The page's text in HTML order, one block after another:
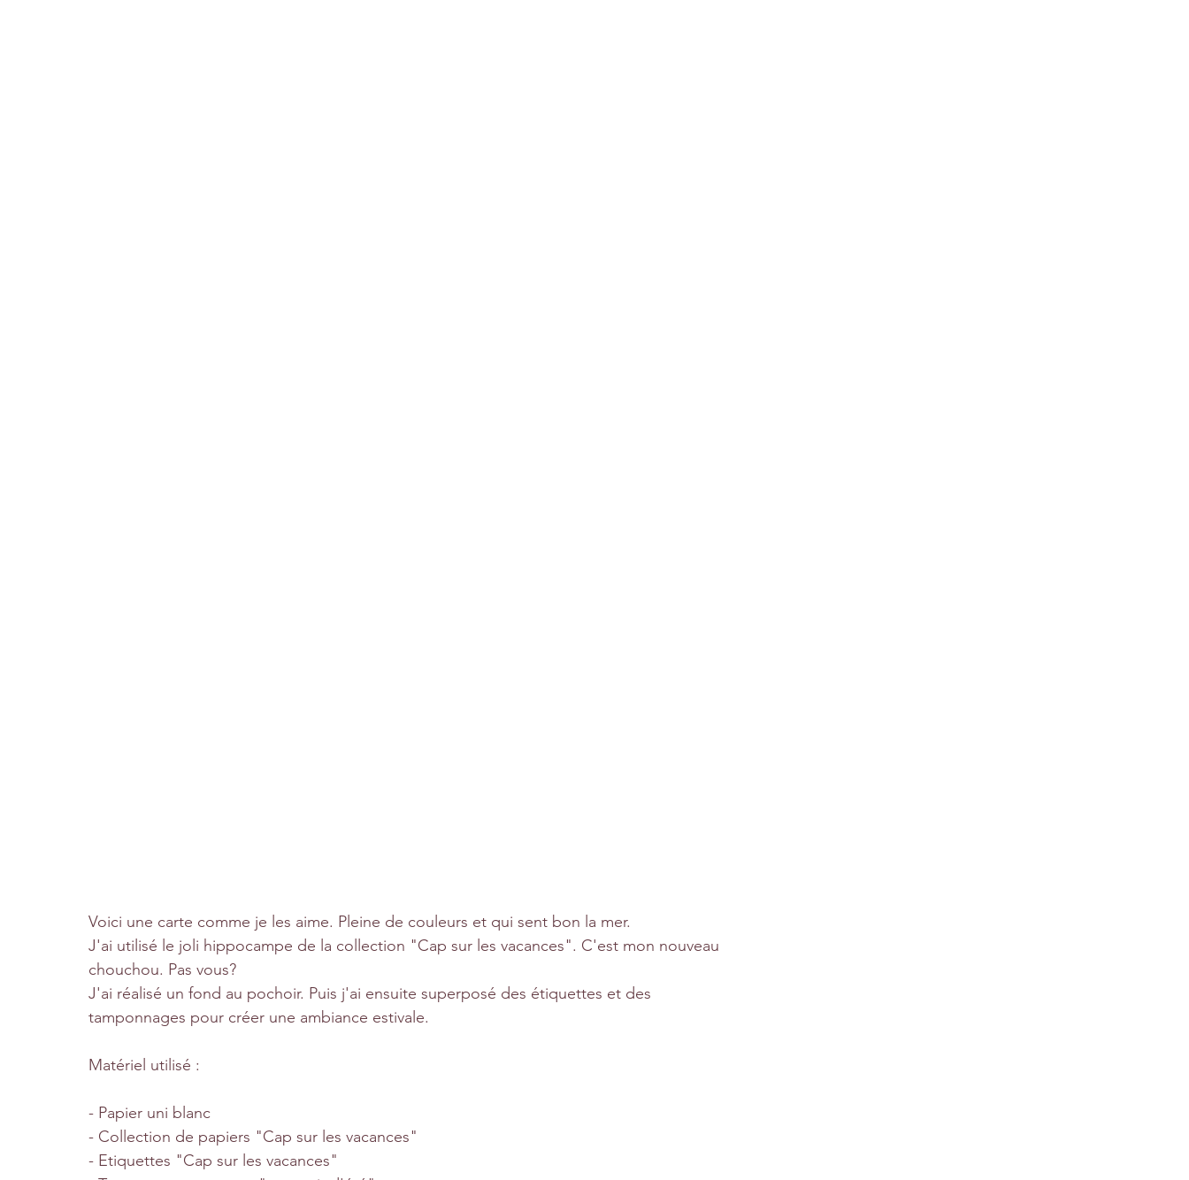
Voici une carte comme je les aime. Pleine de couleurs et qui sent bon la mer.
J'ai utilisé le joli hippocampe de la collection "Cap sur les vacances". C'est mon nouveau
chouchou. Pas vous?
J'ai réalisé un fond au pochoir. Puis j'ai ensuite superposé des étiquettes et des
tamponnages pour créer une ambiance estivale.
Matériel utilisé :
- Papier uni blanc
- Collection de papiers "Cap sur les vacances"
- Etiquettes "Cap sur les vacances"